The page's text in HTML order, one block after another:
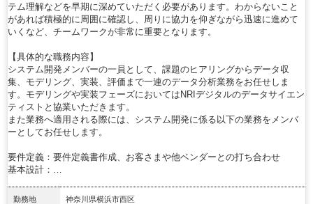
テム理解などを早期に深めていただく必要があります。わからないこと
があれば積極的に周囲に確認し、周りに協力を仰ぎながら迅速に進めて
いくなど、チームワークが非常に重要となります。
【具体的な職務内容】
システム開発メンバーの一員として、課題のヒアリングからデータ収
集、モデリング、実装、評価まで一連のデータ分析業務をお任せしま
す。モデリングや実装フェーズにおいてはNRIデジタルのデータサイエン
ティストと協業いただきます。
また業務へ適用される際には、システム開発に係る以下の業務をメンバ
ーとしてお任せします。
要件定義：要件定義書作成、お客さまや他ベンダーとの打ち合わせ
基本設計：…
勤務地 神奈川県横浜市西区